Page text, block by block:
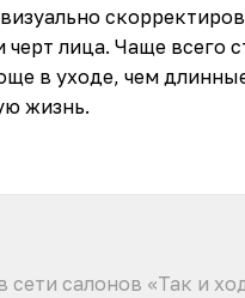
лица. Чаще всего
в уходе, чем
жизнь.
салонов «Так и